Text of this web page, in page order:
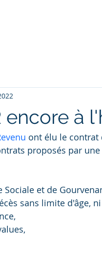
encore à
ont élu le contrat
proposés par
et de
sans limite d'âge,